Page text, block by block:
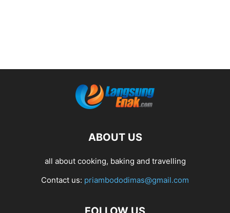
ABOUT US
all about cooking, baking and travelling
Contact us: priambododimas@gmail.com